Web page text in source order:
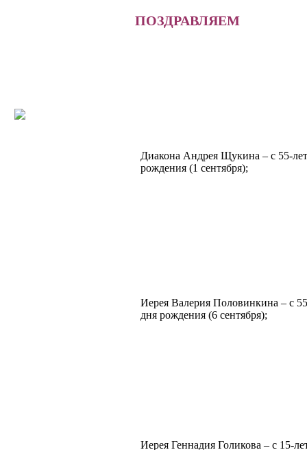
ПОЗДРАВЛЯЕМ
Диакона Андрея Щукина – с 55-
рождения (1 сентября);
Иерея Валерия Половинкина – с
дня рождения (6 сентября);
Иерея Геннадия Голикова – с 15-